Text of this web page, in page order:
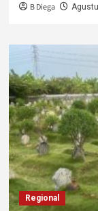
B Diega
Regional